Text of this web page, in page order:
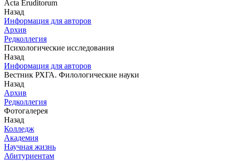
Acta Eruditorum
Назад
Информация для авторов
Архив
Редколлегия
Психологические исследования
Назад
Информация для авторов
Вестник РХГА. Филологические науки
Назад
Архив
Редколлегия
Фотогалерея
Назад
Колледж
Академия
Научная жизнь
Абитуриентам